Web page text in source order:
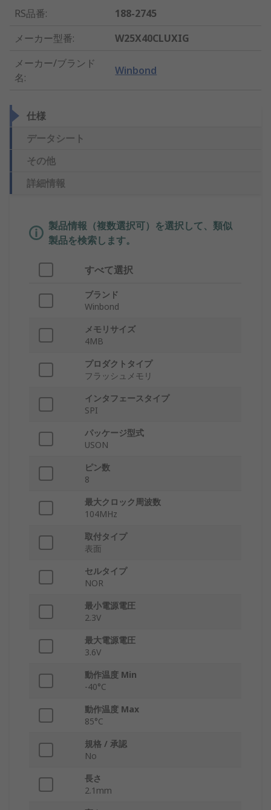
RS品番:
188-2745
メーカー型番:
W25X40CLUXIG
メーカー/ブランド
名:
Winbond
仕様
データシート
その他
詳細情報
製品情報（複数選択可）を選択して、類似
製品を検索します。
すべて選択
ブランド
Winbond
メモリサイズ
4MB
プロダクトタイプ
フラッシュメモリ
インタフェースタイプ
SPI
パッケージ型式
USON
ピン数
8
最大クロック周波数
104MHz
取付タイプ
表面
セルタイプ
NOR
最小電源電圧
2.3V
最大電源電圧
3.6V
動作温度 Min
-40°C
動作温度 Max
85°C
規格 / 承認
No
長さ
2.1mm